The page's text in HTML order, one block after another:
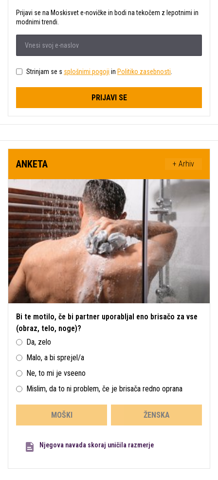
Prijavi se na Moskisvet e-novičke in bodi na tekočem z lepotnimi in
modnimi trendi.
Strinjam se s splošnimi pogoji in Politiko zasebnosti
PRIJAVI SE
ANKETA + Arhiv
Bi te motilo, če bi partner uporabljal eno brisačo za vse
(obraz, telo, noge)?
Da, zelo
Malo, a bi sprejel/a
Ne, to mi je vseeno
Mislim, da to ni problem, če je brisača redno oprana
MOŠKI ŽENSKA
Njegova navada skoraj uničila razmerje